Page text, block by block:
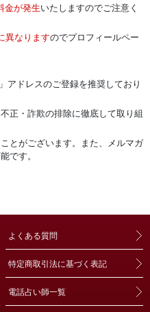
金が発生いたしますのでご注意く
異なりますのでプロフィールペー
アドレスのご登録を推奨しており
正・詐欺の排除に徹底して取り組
とがございます。また、メルマガ
です。
よくある質問
特定商取引法に基づく表記
電話占い師一覧